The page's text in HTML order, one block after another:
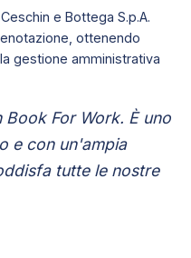
e Bottega S.p.A.
ottenendo
gestione amministrativa
For Work. È uno
e con un'ampia
tutte le nostre